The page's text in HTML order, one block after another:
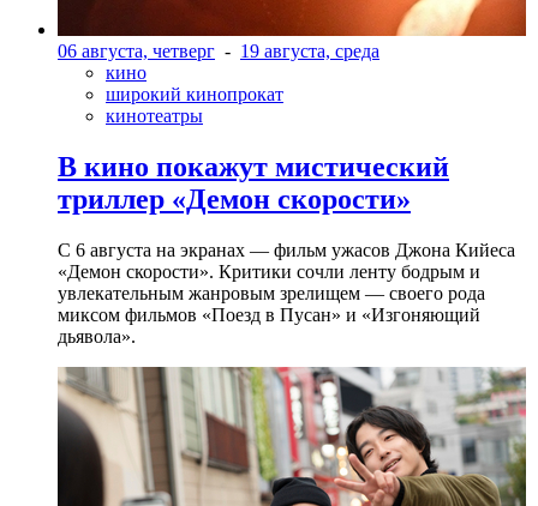
06 августа, четверг - 19 августа, среда
кино
широкий кинопрокат
кинотеатры
В кино покажут мистический
триллер «Демон скорости»
С 6 августа на экранах — фильм ужасов Джона Кийеса
«Демон скорости». Критики сочли ленту бодрым и
увлекательным жанровым зрелищeм — своего рода
миксом фильмов «Поезд в Пусан» и «Изгоняющий
дьявола».